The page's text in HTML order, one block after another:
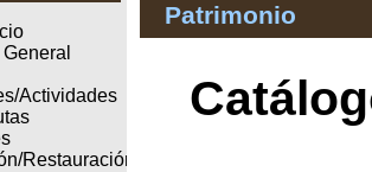
Actividades
Restauración
Patrimonio